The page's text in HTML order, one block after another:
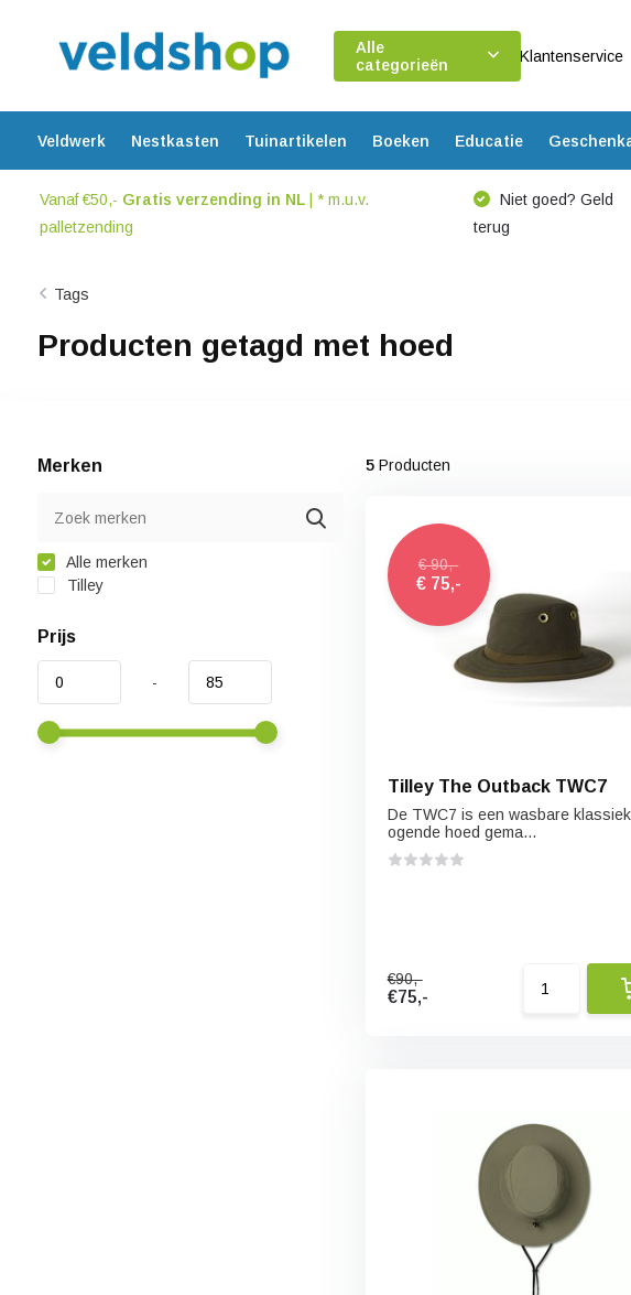
Alle
categorieën
Klantenservice
Veldwerk Nestkasten Tuinartikelen Boeken Educatie
Vanaf €50,- Gratis verzending in NL| * m.u.v.
palletzending
Niet goed? Geld
terug
Tags
Producten getagd met hoed
Merken
Alle merken
Tilley
Prijs
-
5Producten
€ 90,-
€ 75,-
Tilley The Outback TWC7
De TWC7 is een wasbare
ogende hoed gema...
€90,-
€75,-